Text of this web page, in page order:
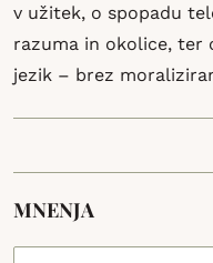
v užitek, o spopadu
razuma in okolice, ter
jezik – brez
MNENJA